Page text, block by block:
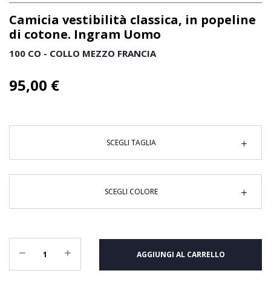
Camicia vestibilità classica, in popeline
di cotone. Ingram Uomo
100 CO - COLLO MEZZO FRANCIA
95,00 €
SCEGLI TAGLIA
SCEGLI COLORE
AGGIUNGI AL CARRELLO